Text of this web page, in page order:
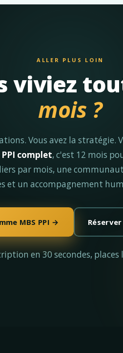
ALLER PLUS LOIN
viviez
mois ?
Vous avez la stratégie.
PPI complet, c'est 12 mois
par mois, une
et un accompagnement
MBS PPI →
en 30 secondes, places